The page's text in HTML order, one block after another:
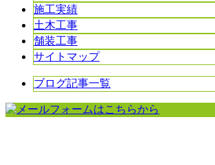
施工実績
土木工事
舗装工事
サイトマップ
ブログ記事一覧